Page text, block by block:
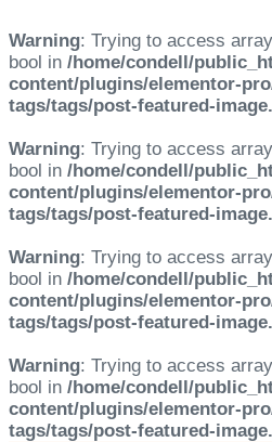
Warning: Trying to access
bool in /home/condell/
content/plugins/elementor-
tags/tags/post-featured-
Warning: Trying to access
bool in /home/condell/
content/plugins/elementor-
tags/tags/post-featured-
Warning: Trying to access
bool in /home/condell/
content/plugins/elementor-
tags/tags/post-featured-
Warning: Trying to access
bool in /home/condell/
content/plugins/elementor-
tags/tags/post-featured-